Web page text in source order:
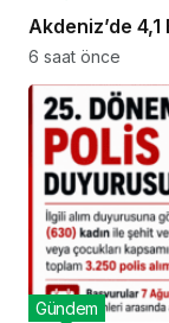
Akdeniz’de
6 saat önce
Gündem